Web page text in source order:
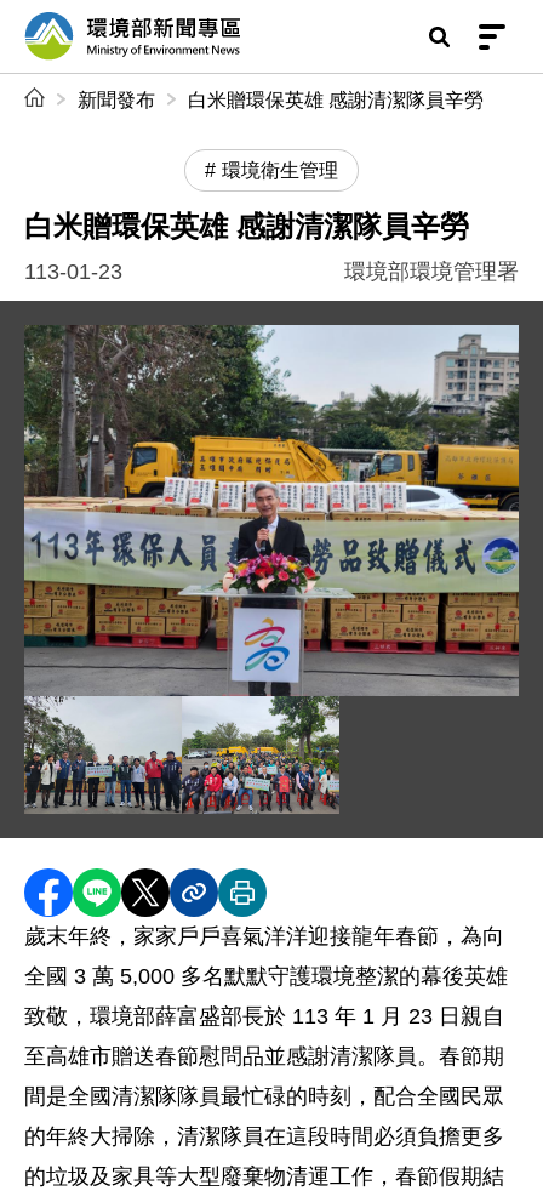
前往中央內容區塊
環境部新聞專區
新聞發布 白米贈環保英雄 感謝清潔隊員辛勞
環境衛生管理
白米贈環保英雄 感謝清潔隊員辛勞
113-01-23 環境部環境管理署
圖片說明：致贈白米部長致詞 .jpg
分享至 Facebook
分享到 LINE
分享到 X分享內容連結
列印本頁
歲末年終，家家戶戶喜氣洋洋迎接龍年春節，為向
全國 3 萬 5,000 多名默默守護環境整潔的幕後英雄
致敬，環境部薛富盛部長於 113 年 1 月 23 日親自
至高雄市贈送春節慰問品並感謝清潔隊員。春節期
間是全國清潔隊隊員最忙碌的時刻，配合全國民眾
的年終大掃除，清潔隊員在這段時間必須負擔更多
的垃圾及家具等大型廢棄物清運工作，春節假期結